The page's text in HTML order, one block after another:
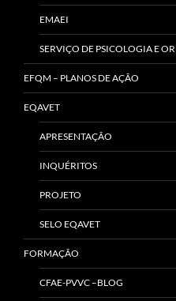
EMAEI
SERVIÇO DE PSICOLOGIA E
EFQM – PLANOS DE AÇÃO
EQAVET
APRESENTAÇÃO
INQUÉRITOS
PROJETO
SELO EQAVET
FORMAÇÃO
CFAE-PVVC –BLOG